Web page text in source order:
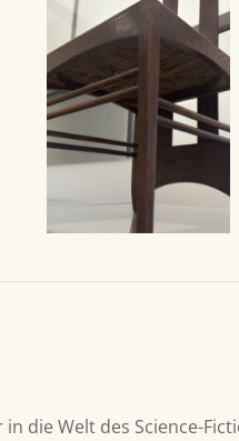
die Welt des Science-